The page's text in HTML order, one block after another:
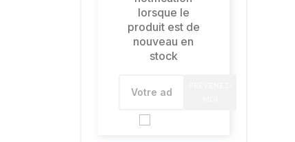
lorsque le
produit est de
nouveau en
stock